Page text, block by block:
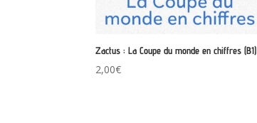
Zactus : La Coupe du monde en chiffres (B1)
2,00€